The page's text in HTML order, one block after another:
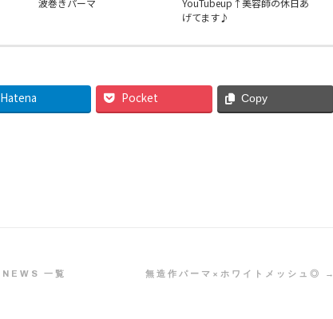
げてます♪
Hatena Pocket Copy
NEWS 一覧 無造作パーマ×ホワイトメッシュ◎ →